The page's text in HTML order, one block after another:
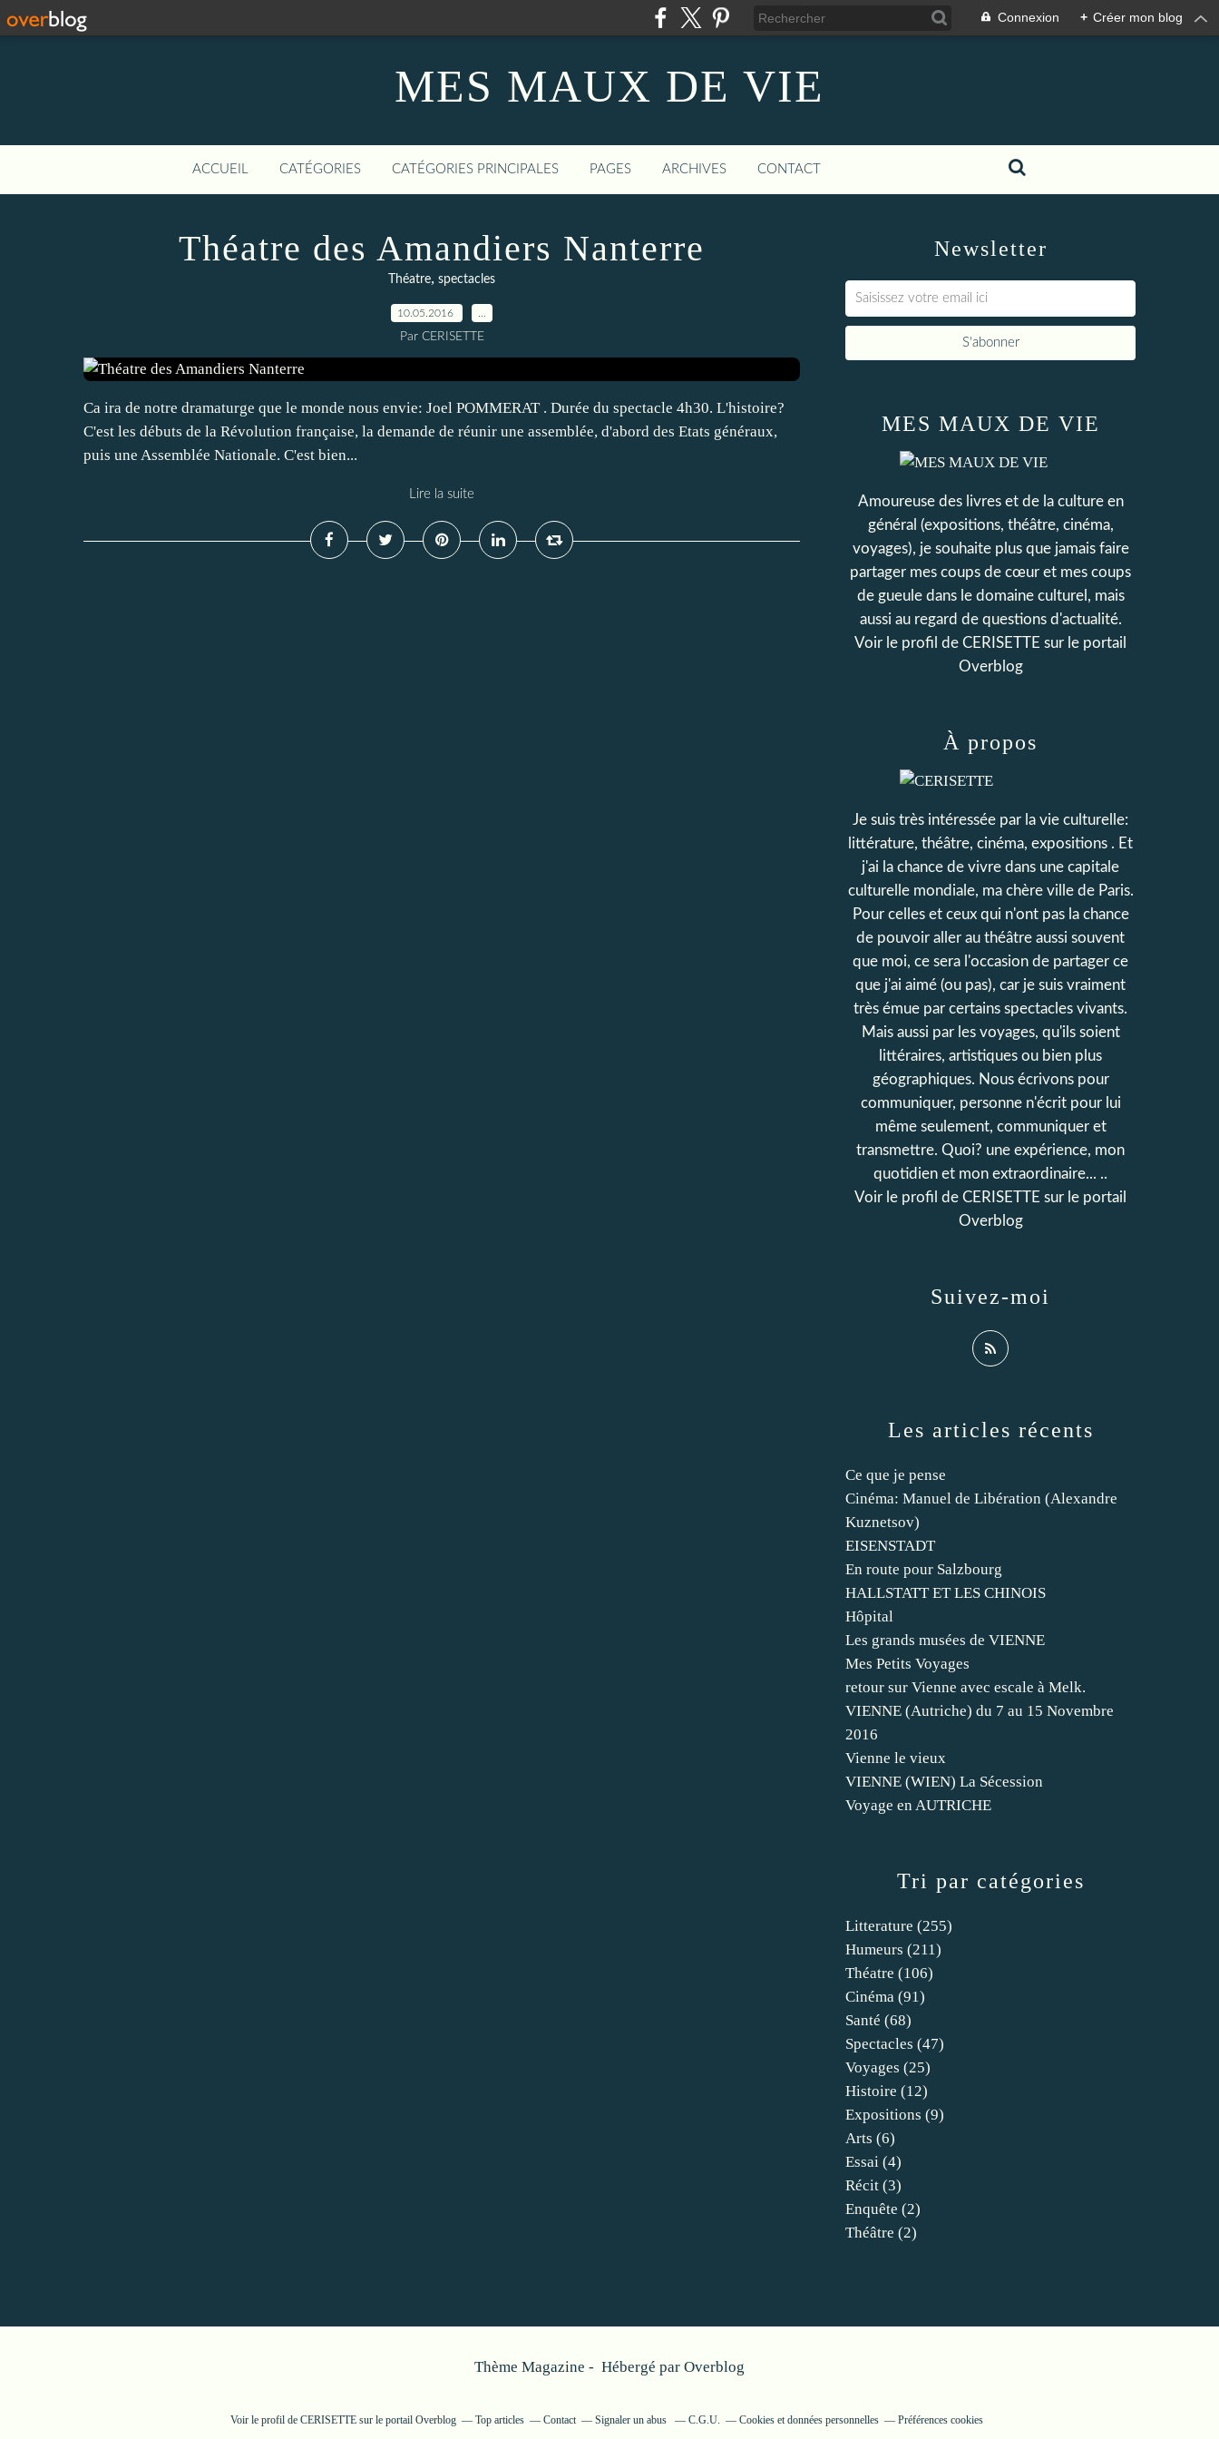
Connexion + Créer mon blog
MES MAUX DE VIE
ACCUEIL CATÉGORIES CATÉGORIES PRINCIPALES PAGES ARCHIVES CONTACT
Théatre des Amandiers Nanterre
Théatre, spectacles
10.05.2016
Par CERISETTE
Ca ira de notre dramaturge que le monde nous envie: Joel POMMERAT . Durée du spectacle 4h30. L'histoire?
C'est les débuts de la Révolution française, la demande de réunir une assemblée, d'abord des Etats généraux,
puis une Assemblée Nationale. C'est bien...
Lire la suite
Newsletter
Tri par catégories
Litterature (255)
Humeurs (211)
Théatre (106)
Cinéma (91)
Santé (68)
Spectacles (47)
Voyages (25)
Histoire (12)
Expositions (9)
Arts (6)
Essai (4)
Récit (3)
Enquête (2)
Théâtre (2)
Les articles récents
Ce que je pense
Cinéma: Manuel de Libération (Alexandre
Kuznetsov)
EISENSTADT
En route pour Salzbourg
HALLSTATT ET LES CHINOIS
Hôpital
Les grands musées de VIENNE
Mes Petits Voyages
retour sur Vienne avec escale à Melk.
VIENNE (Autriche) du 7 au 15 Novembre
2016
Vienne le vieux
VIENNE (WIEN) La Sécession
Voyage en AUTRICHE
MES MAUX DE VIE
Amoureuse des livres et de la culture en
général (expositions, théâtre, cinéma,
voyages), je souhaite plus que jamais faire
partager mes coups de cœur et mes coups
de gueule dans le domaine culturel, mais
aussi au regard de questions d'actualité.
Voir le profil de CERISETTE sur le portail
Overblog
Suivez-moi
À propos
Je suis très intéressée par la vie culturelle:
littérature, théâtre, cinéma, expositions . Et
j'ai la chance de vivre dans une capitale
culturelle mondiale, ma chère ville de Paris.
Pour celles et ceux qui n'ont pas la chance
de pouvoir aller au théâtre aussi souvent
que moi, ce sera l'occasion de partager ce
que j'ai aimé (ou pas), car je suis vraiment
très émue par certains spectacles vivants.
Mais aussi par les voyages, qu'ils soient
littéraires, artistiques ou bien plus
géographiques. Nous écrivons pour
communiquer, personne n'écrit pour lui
même seulement, communiquer et
transmettre. Quoi? une expérience, mon
quotidien et mon extraordinaire... ..
Voir le profil de CERISETTE sur le portail
Overblog
Thème Magazine - Hébergé par Overblog
Voir le profil de CERISETTE sur le portail Overblog Top articles Contact Signaler un abus C.G.U. Cookies et données personnelles Préférences cookies